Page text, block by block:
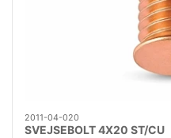
2011-04-020
SVEJSEBOLT 4X20 ST/CU